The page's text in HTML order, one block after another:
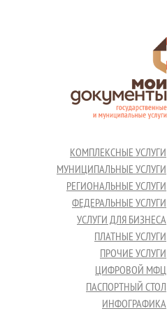
КОМПЛЕКСНЫЕ УСЛУГИ
МУНИЦИПАЛЬНЫЕ УСЛУГИ
РЕГИОНАЛЬНЫЕ УСЛУГИ
ФЕДЕРАЛЬНЫЕ УСЛУГИ
УСЛУГИ ДЛЯ БИЗНЕСА
ПЛАТНЫЕ УСЛУГИ
ПРОЧИЕ УСЛУГИ
ЦИФРОВОЙ МФЦ
ПАСПОРТНЫЙ СТОЛ
ИНФОГРАФИКА